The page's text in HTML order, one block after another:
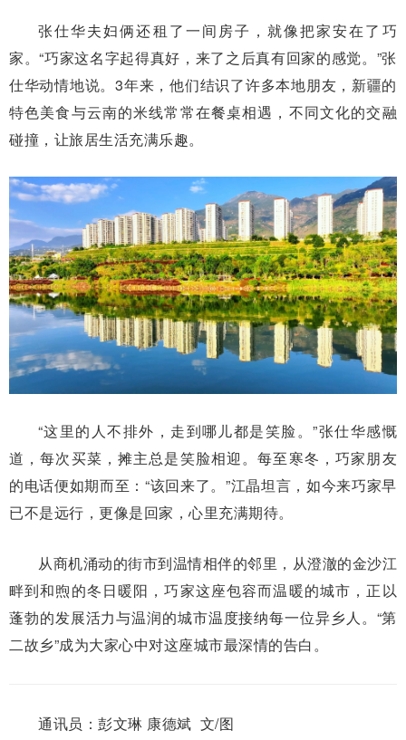
张仕华夫妇俩还租了一间房子，就像把家安在了巧
家。“巧家这名字起得真好，来了之后真有回家的感觉。”张
仕华动情地说。3年来，他们结识了许多本地朋友，新疆的
特色美食与云南的米线常常在餐桌相遇，不同文化的交融
碰撞，让旅居生活充满乐趣。
“这里的人不排外，走到哪儿都是笑脸。”张仕华感慨
道，每次买菜，摊主总是笑脸相迎。每至寒冬，巧家朋友
的电话便如期而至：“该回来了。”江晶坦言，如今来巧家早
已不是远行，更像是回家，心里充满期待。
从商机涌动的街市到温情相伴的邻里，从澄澈的金沙江
畔到和煦的冬日暖阳，巧家这座包容而温暖的城市，正以
蓬勃的发展活力与温润的城市温度接纳每一位异乡人。“第
二故乡”成为大家心中对这座城市最深情的告白。
通讯员：彭文琳 康德斌 文/图